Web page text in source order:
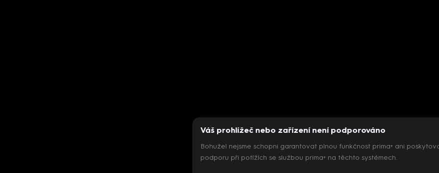
Váš prohlížeč nebo zařízení není podporováno
Bohužel nejsme schopni garantovat plnou funkčnost prima+ ani
podporu při potížích se službou prima+ na těchto systémech.